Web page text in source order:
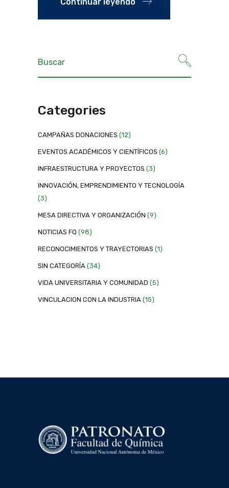
Categories
CAMPAÑAS DONACIONES (12)
EVENTOS ACADÉMICOS Y CIENTÍFICOS (6)
INFRAESTRUCTURA Y PROYECTOS (3)
INNOVACIÓN, EMPRENDIMIENTO Y TECNOLOGÍA
(3)
MESA DIRECTIVA Y ORGANIZACIÓN (9)
NOTICIAS FQ (98)
RECONOCIMIENTOS Y TRAYECTORIAS (1)
SIN CATEGORÍA (34)
VIDA UNIVERSITARIA Y COMUNIDAD (5)
VINCULACION CON LA INDUSTRIA (15)